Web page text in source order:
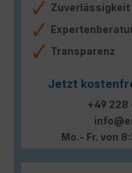
Zuverlässigkeit
Transparenz
Jetzt
+49 228
Mo.- Fr. von